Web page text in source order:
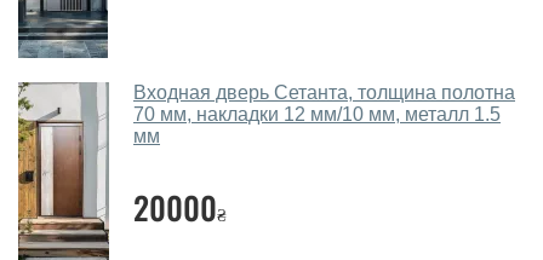
в нашем салоне-магазине.
Какие двери входные посоветуете?
Наши рекомендации зависят от необходимых
параметров, Вашего бюджета и других факторов.
Подбор входных дверей ведется индивидуально для
каждого посетителя.
Входная дверь Сетанта, толщина полотна
70 мм, накладки 12 мм/10 мм, металл 1.5
мм
20000₴